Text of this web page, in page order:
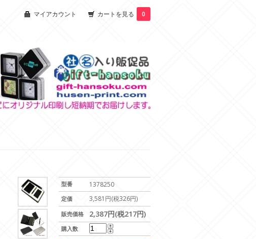
マイアカウント カートを見る 0
型番 1378250
定価 3,581円(税326円)
販売価格 2,387円(税217円)
購入数